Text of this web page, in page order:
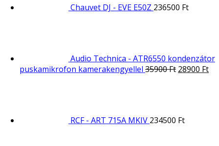
Chauvet DJ - EVE E50Z 236500 Ft
Audio Technica - ATR6550 kondenzátor
puskamikrofon kamerakengyellel 35900Ft 28900 Ft
RCF - ART 715A MKIV 234500 Ft